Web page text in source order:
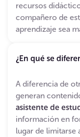
recursos
compañero de
aprendizaje sea
¿En qué se
A diferencia de
generan
asistente de
información en
lugar de limitarse